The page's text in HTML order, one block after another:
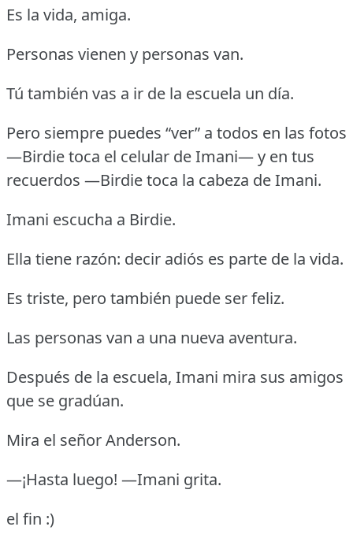
Es la vida, amiga.
Personas vienen y personas van.
Tú también vas a ir de la escuela un día.
Pero siempre puedes “ver” a todos en las fotos
—Birdie toca el celular de Imani— y en tus
recuerdos —Birdie toca la cabeza de Imani.
Imani escucha a Birdie.
Ella tiene razón: decir adiós es parte de la vida.
Es triste, pero también puede ser feliz.
Las personas van a una nueva aventura.
Después de la escuela, Imani mira sus amigos
que se gradúan.
Mira el señor Anderson.
—¡Hasta luego! —Imani grita.
el fin :)